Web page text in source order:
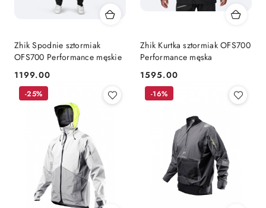
Zhik Spodnie sztormiak
OFS700 Performance męskie
Cena:
1199.00
Zhik Kurtka sztormiak OFS700
Performance męska
Cena:
1595.00
-25% -16%